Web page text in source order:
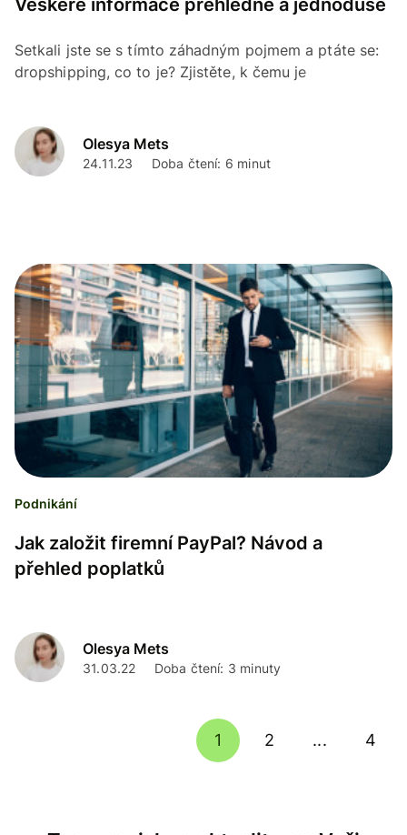
Veškeré informace přehledně a jednoduše
Setkali jste se s tímto záhadným pojmem a ptáte se:
dropshipping, co to je? Zjistěte, k čemu je
Olesya Mets
24.11.23 Doba čtení: 6 minut
Podnikání
Jak založit firemní PayPal? Návod a
přehled poplatků
Olesya Mets
31.03.22 Doba čtení: 3 minuty
1 2 ... 4